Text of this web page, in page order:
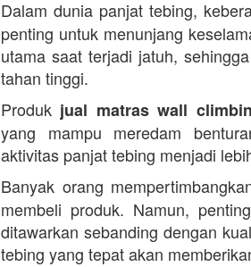
Dalam dunia panjat tebing,
penting untuk menunjang
utama saat terjadi jatuh,
tahan tinggi.
Produk jual matras wall
yang mampu meredam
aktivitas panjat tebing menjadi
Banyak orang
membeli produk. Namun,
ditawarkan sebanding dengan
tebing yang tepat akan